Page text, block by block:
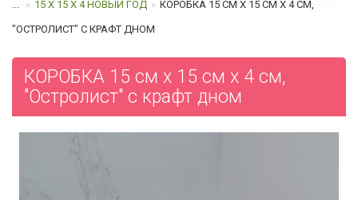
... 15 Х 15 Х 4 НОВЫЙ ГОД КОРОБКА 15 СМ Х 15 СМ Х 4 СМ,
"ОСТРОЛИСТ" C КРАФТ ДНОМ
КОРОБКА 15 см х 15 см х 4 см,
"Остролист" c крафт дном